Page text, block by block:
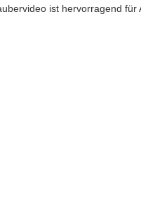
ist hervorragend für